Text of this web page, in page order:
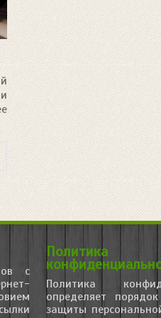
с
Политика
Политика
определяет
защиты